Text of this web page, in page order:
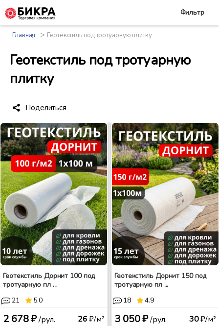
Главная > Геотекстиль под тротуарную плитку
Геотекстиль под тротуарную
плитку
Поделиться
Фильтр
Геотекстиль Дорнит 100 под
тротуарную пл ...
21
5.0
2 678 ₽/рул. 26₽/м²
Геотекстиль Дорнит 150 под
тротуарную пл ...
18
4.9
3 050 ₽/рул. 30₽/м²